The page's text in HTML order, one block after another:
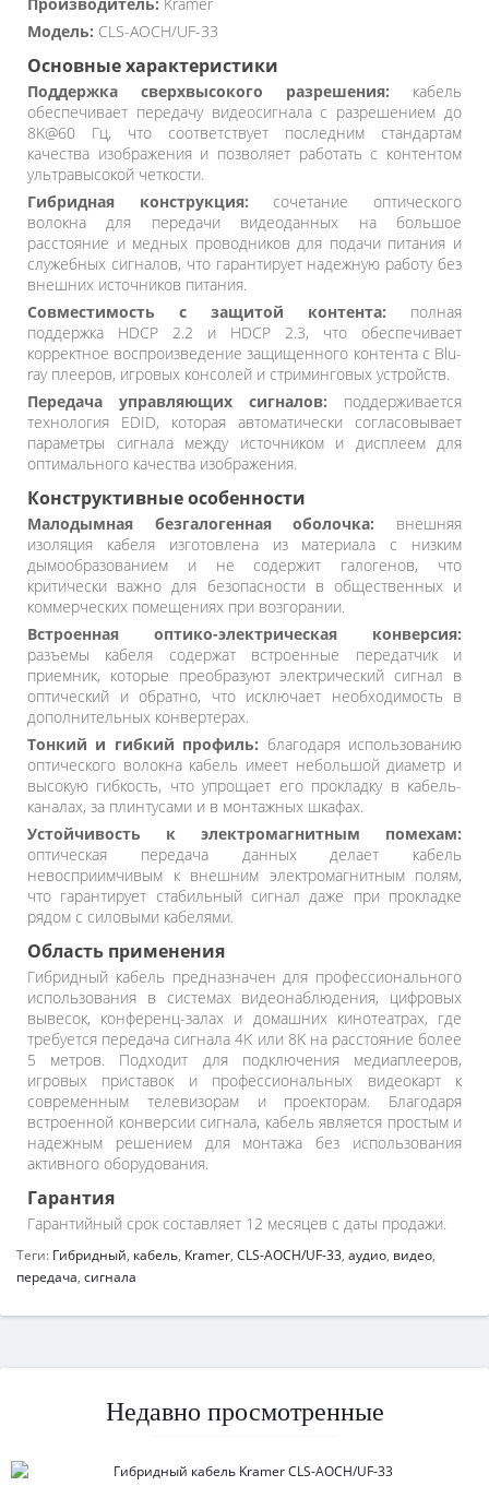
Модель: CLS-AOCH/UF-33
Основные характеристики
Поддержка сверхвысокого разрешения: кабель
обеспечивает передачу видеосигнала с разрешением до
8K@60 Гц, что соответствует последним стандартам
качества изображения и позволяет работать с контентом
ультравысокой четкости.
Гибридная конструкция: сочетание оптического
волокна для передачи видеоданных на большое
расстояние и медных проводников для подачи питания и
служебных сигналов, что гарантирует надежную работу без
внешних источников питания.
Совместимость с защитой контента: полная
поддержка HDCP 2.2 и HDCP 2.3, что обеспечивает
корректное воспроизведение защищенного контента с Blu-
ray плееров, игровых консолей и стриминговых устройств.
Передача управляющих сигналов: поддерживается
технология EDID, которая автоматически согласовывает
параметры сигнала между источником и дисплеем для
оптимального качества изображения.
Конструктивные особенности
Малодымная безгалогенная оболочка: внешняя
изоляция кабеля изготовлена из материала с низким
дымообразованием и не содержит галогенов, что
критически важно для безопасности в общественных и
коммерческих помещениях при возгорании.
Встроенная оптико-электрическая конверсия:
разъемы кабеля содержат встроенные передатчик и
приемник, которые преобразуют электрический сигнал в
оптический и обратно, что исключает необходимость в
дополнительных конвертерах.
Тонкий и гибкий профиль: благодаря использованию
оптического волокна кабель имеет небольшой диаметр и
высокую гибкость, что упрощает его прокладку в кабель-
каналах, за плинтусами и в монтажных шкафах.
Устойчивость к электромагнитным помехам:
оптическая передача данных делает кабель
невосприимчивым к внешним электромагнитным полям,
что гарантирует стабильный сигнал даже при прокладке
рядом с силовыми кабелями.
Область применения
Гибридный кабель предназначен для профессионального
использования в системах видеонаблюдения, цифровых
вывесок, конференц-залах и домашних кинотеатрах, где
требуется передача сигнала 4K или 8K на расстояние более
5 метров. Подходит для подключения медиаплееров,
игровых приставок и профессиональных видеокарт к
современным телевизорам и проекторам. Благодаря
встроенной конверсии сигнала, кабель является простым и
надежным решением для монтажа без использования
активного оборудования.
Гарантия
Гарантийный срок составляет 12 месяцев с даты продажи.
Теги: Гибридный, кабель, Kramer, CLS-AOCH/UF-33, аудио, видео,
передача, сигнала
Недавно просмотренные